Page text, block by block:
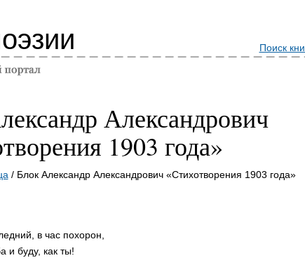
Поиск
Александрович
1903 года»
/ Блок Александр Александрович «Стихотворения 1903 года»
в час похорон,
и буду, как ты!